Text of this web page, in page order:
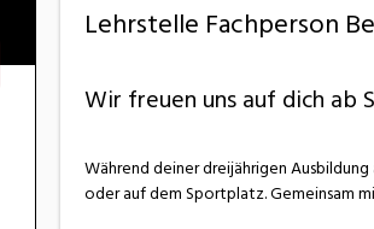
Lehrstelle Fachperson
Wir freuen uns auf dich ab
Während deiner dreijährigen
oder auf dem Sportplatz. Gemeinsam